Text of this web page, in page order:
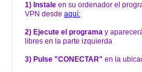
1) Instale en su ordenador el
VPN desde aquí:
2) Ejecute el programa y
libres en la parte izquierda
3) Pulse "CONECTAR" en la